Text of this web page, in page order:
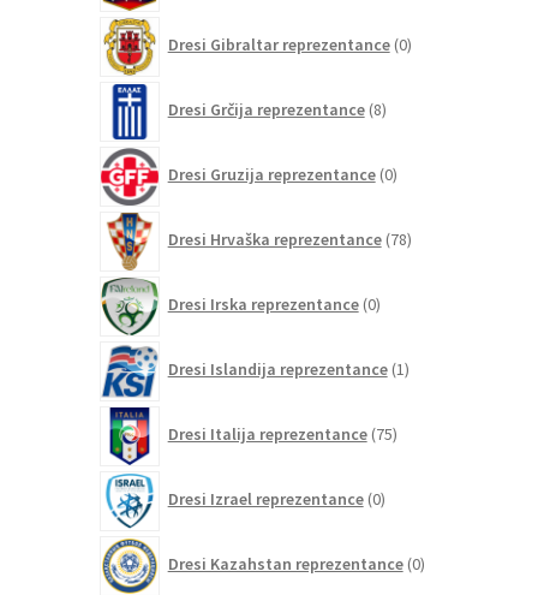
Dresi Gibraltar reprezentance 0izdelkov
Dresi Grčija reprezentance 8izdelkov
Dresi Gruzija reprezentance 0izdelkov
Dresi Hrvaška reprezentance 78izdelkov
Dresi Irska reprezentance 0izdelkov
Dresi Islandija reprezentance 1izdelek
Dresi Italija reprezentance 75izdelkov
Dresi Izrael reprezentance 0izdelkov
Dresi Kazahstan reprezentance 0izdelkov